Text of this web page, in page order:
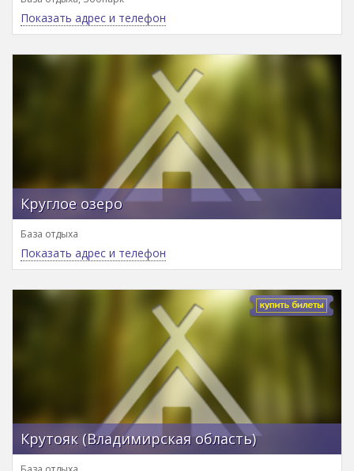
Показать адрес и телефон
Круглое озеро
База отдыха
Показать адрес и телефон
Крутояк (Владимирская область)